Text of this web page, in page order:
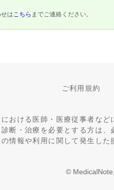
はこちら までご連絡ください。
ご利用規約
おける医師・医療従事者な
診断・治療を必要とする方は
情報や利用に関して発生し
©